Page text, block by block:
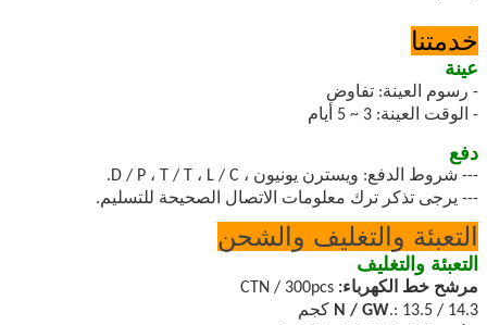
خدمتنا
عينة
- رسوم العينة: تفاوض
- الوقت العينة: 3 ~ 5 أيام
دفع
--- شروط الدفع: ويسترن يونيون ، D / P ، T / T ، L / C.
--- يرجى تذكر ترك معلومات الاتصال الصحيحة للتسليم.
التعبئة والتغليف والشحن
التعبئة والتغليف
مرشح خط الكهرباء:
N / GW.: 13.5 / 14.3 كجم